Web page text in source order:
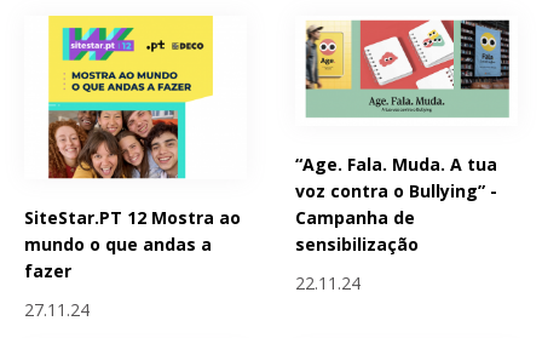
SiteStar.PT 12 Mostra ao
mundo o que andas a
fazer
27.11.24
“Age. Fala. Muda. A tua
voz contra o Bullying” -
Campanha de
sensibilização
22.11.24